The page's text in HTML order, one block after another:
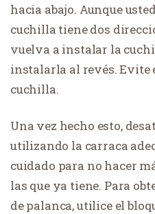
hacia abajo. Aunque
cuchilla tiene dos
vuelva a instalar la
instalarla al revés. Evite
cuchilla.
Una vez hecho esto,
utilizando la carraca
cuidado para no hacer
las que ya tiene. Para
de palanca, utilice el